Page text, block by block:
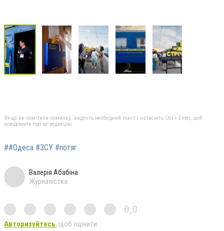
Якщо ви помітили помилку, виділіть необхідний текст і натисніть Ctrl + Enter, щоб
повідомити про це редакцію
##Одеса #ЗСУ #потяг
Валерія Абабіна
Журналістка
0,0
Авторизуйтесь, щоб оцінити